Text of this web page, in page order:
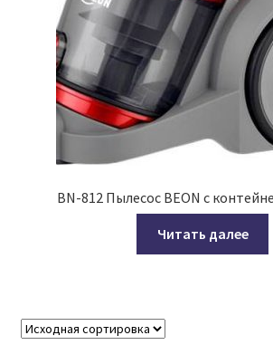
BN-812 Пылесос BEON с
Читать далее